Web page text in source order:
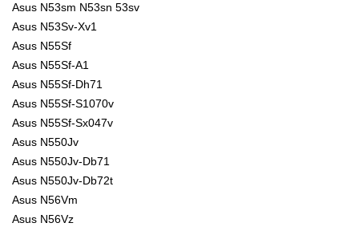
Asus N53sm N53sn 53sv
Asus N53Sv-Xv1
Asus N55Sf
Asus N55Sf-A1
Asus N55Sf-Dh71
Asus N55Sf-S1070v
Asus N55Sf-Sx047v
Asus N550Jv
Asus N550Jv-Db71
Asus N550Jv-Db72t
Asus N56Vm
Asus N56Vz